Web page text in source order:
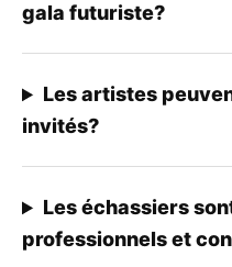
gala futuriste?
Les artistes
invités?
Les échassiers
professionnels et